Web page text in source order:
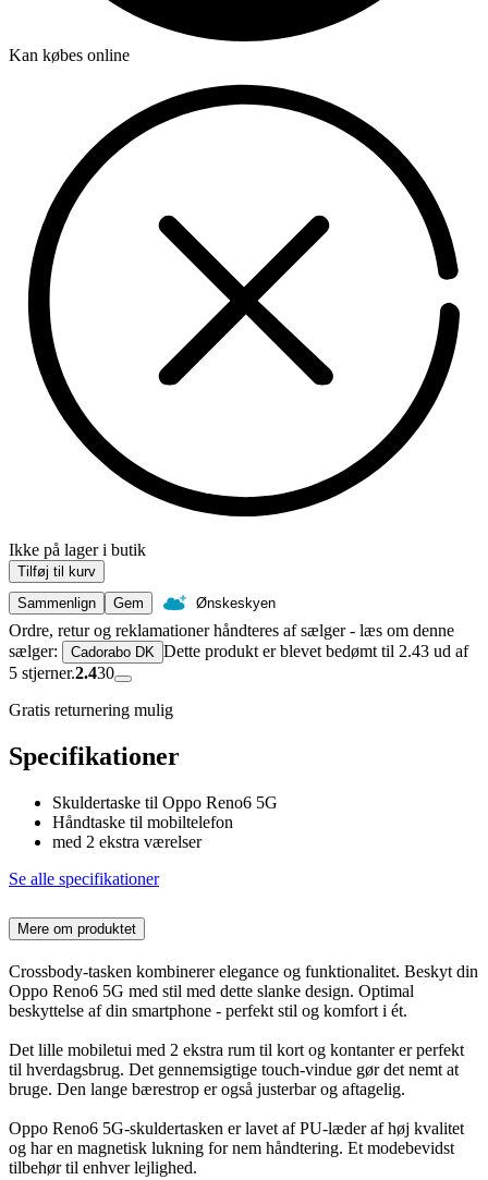
Kan købes online
Ikke på lager i butik
Tilføj til kurv
Sammenlign
Gem Ønskeskyen
Ordre, retur og reklamationer håndteres af sælger - læs om denne
sælger:
Cadorabo DK Dette produkt er blevet bedømt til 2.43 ud af
5 stjerner.2.430
Gratis returnering mulig
Specifikationer
Skuldertaske til Oppo Reno6 5G
Håndtaske til mobiltelefon
med 2 ekstra værelser
Se alle specifikationer
Mere om produktet
Crossbody-tasken kombinerer elegance og funktionalitet. Beskyt din
Oppo Reno6 5G med stil med dette slanke design. Optimal
beskyttelse af din smartphone - perfekt stil og komfort i ét.
Det lille mobiletui med 2 ekstra rum til kort og kontanter er perfekt
til hverdagsbrug. Det gennemsigtige touch-vindue gør det nemt at
bruge. Den lange bærestrop er også justerbar og aftagelig.
Oppo Reno6 5G-skuldertasken er lavet af PU-læder af høj kvalitet
og har en magnetisk lukning for nem håndtering. Et modebevidst
tilbehør til enhver lejlighed.